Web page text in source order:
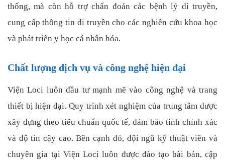
thống, mà còn hỗ trợ chẩn đoán các bệnh lý di truyền,
cung cấp thông tin di truyền cho các nghiên cứu khoa học
và phát triển y học cá nhân hóa.
Chất lượng dịch vụ và công nghệ hiện đại
Viện Loci luôn đầu tư mạnh mẽ vào công nghệ và trang
thiết bị hiện đại. Quy trình xét nghiệm của trung tâm được
xây dựng theo tiêu chuẩn quốc tế, đảm bảo tính chính xác
và độ tin cậy cao. Bên cạnh đó, đội ngũ kỹ thuật viên và
chuyên gia tại Viện Loci luôn được đào tạo bài bản, cập